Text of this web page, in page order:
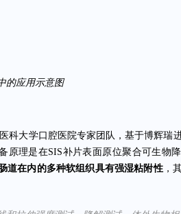
的应用示意图
科大学口腔医院专家团队，基于博辉瑞
原理是在SIS补片表面原位聚合可生物
道在内的多种软组织具有强湿粘附性，